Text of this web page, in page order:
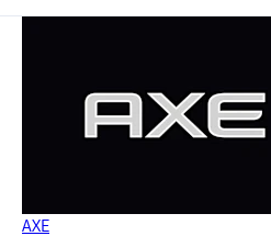
AXE